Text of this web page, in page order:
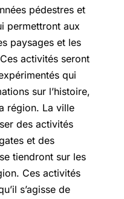
pédestres et
permettront aux
paysages et les
activités seront
qui
sur l’histoire,
région. La ville
des activités
et des
tiendront sur les
Ces activités
s’agisse de